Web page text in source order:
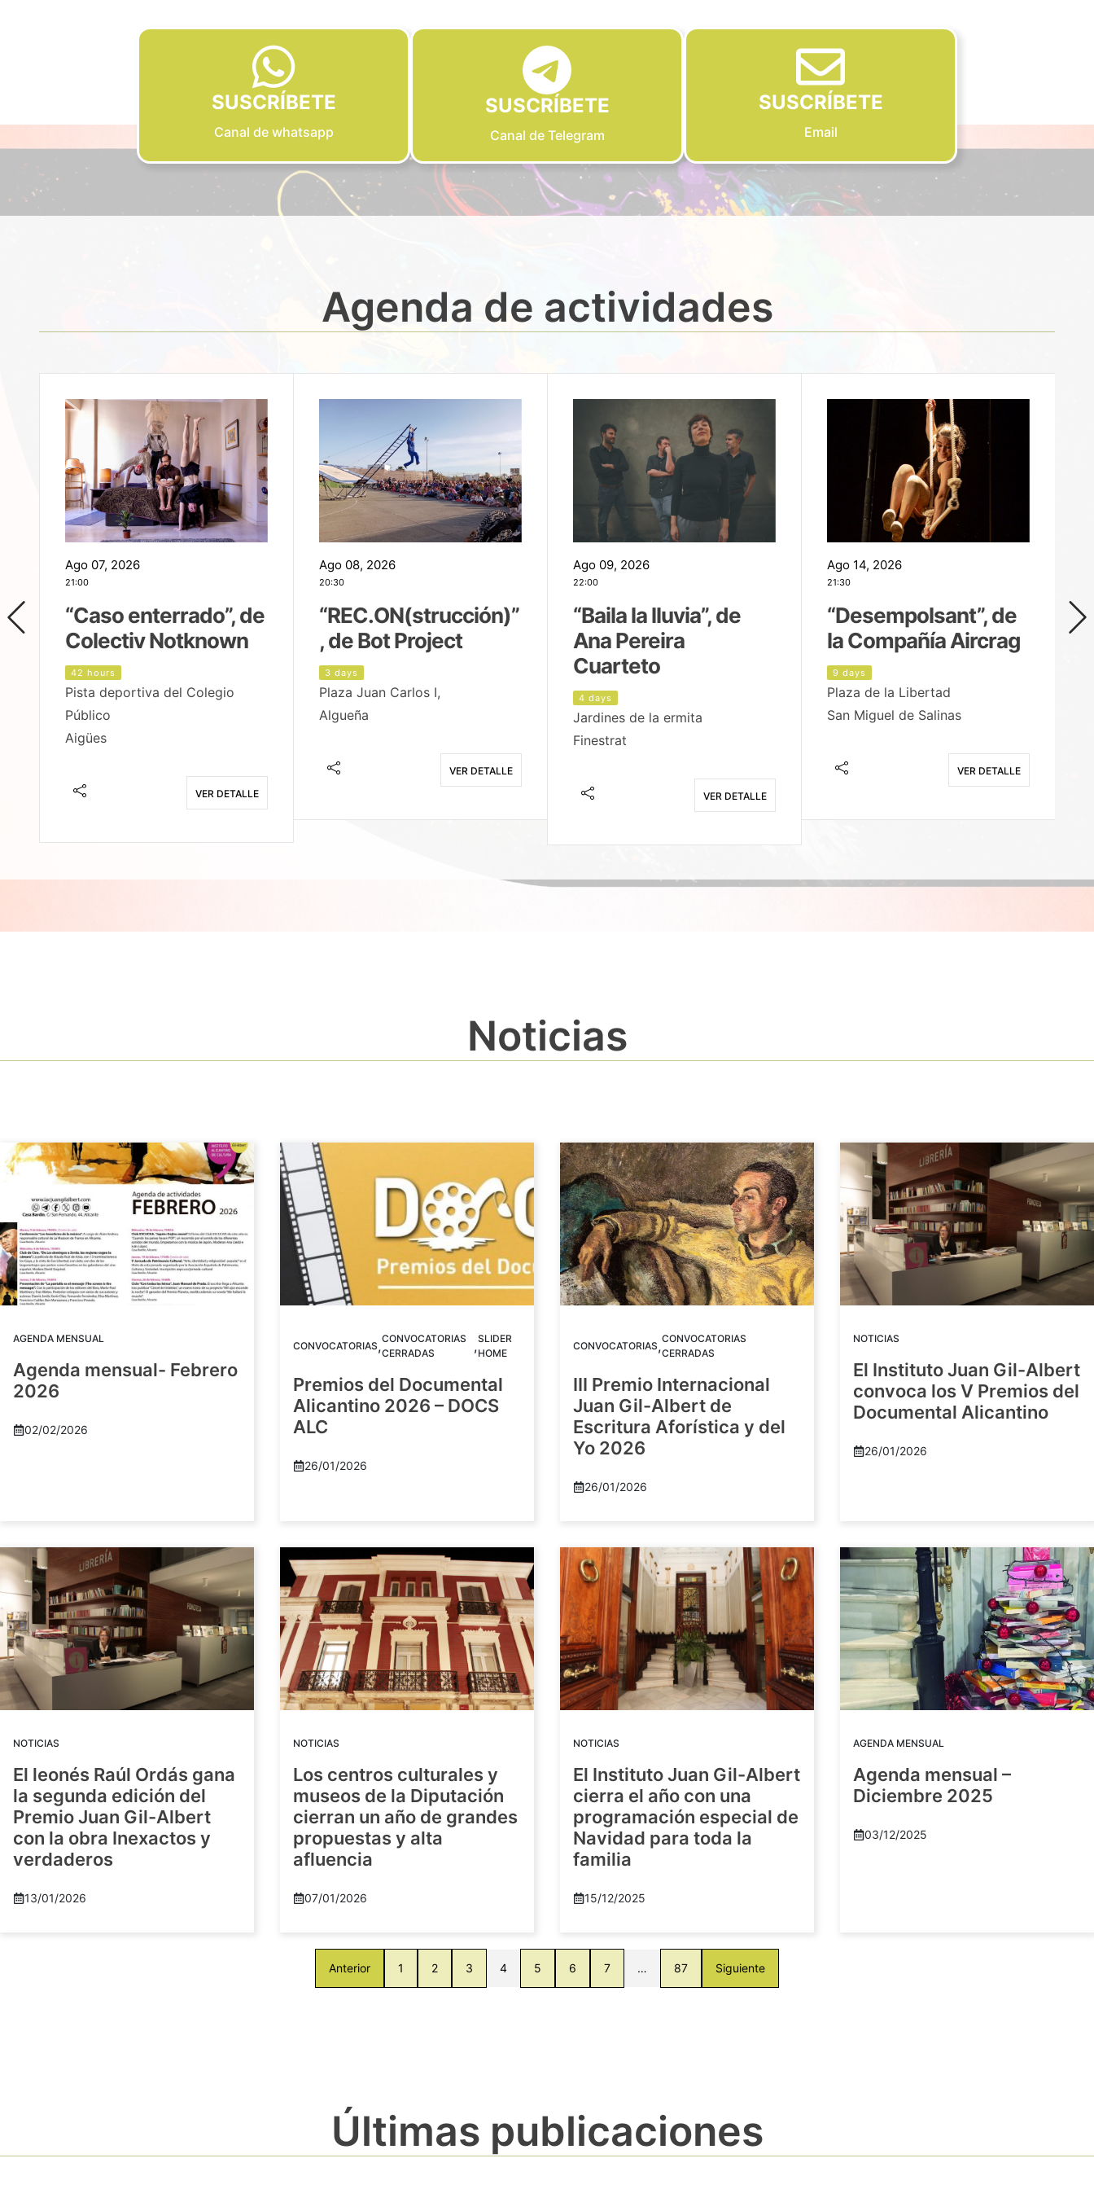
SUSCRÍBETE
Canal de whatsapp
SUSCRÍBETE
Canal de Telegram
SUSCRÍBETE
Email
Agenda de actividades
Ago 07, 2026
21:00
“Caso enterrado”, de
Colectiv Notknown
42 hours
Pista deportiva del Colegio
Público
Aigües
VER DETALLE
Ago 08, 2026
20:30
“REC.ON(strucción)”
, de Bot Project
3 days
Plaza Juan Carlos I,
Algueña
VER DETALLE
Ago 09, 2026
22:00
“Baila la lluvia”, de
Ana Pereira
Cuarteto
4 days
Jardines de la ermita
Finestrat
VER DETALLE
Ago 14, 2026
21:30
“Desempolsant”, de
la Compañía Aircrag
9 days
Plaza de la Libertad
San Miguel de Salinas
VER DETALLE
Noticias
AGENDA MENSUAL
Agenda mensual- Febrero
2026
02/02/2026
CONVOCATORIAS,CONVOCATORIAS
CERRADAS
,SLIDER
HOME
Premios del Documental
Alicantino 2026 – DOCS
ALC
26/01/2026
CONVOCATORIAS,CONVOCATORIAS
CERRADAS
III Premio Internacional
Juan Gil-Albert de
Escritura Aforística y del
Yo 2026
26/01/2026
NOTICIAS
El Instituto Juan Gil-Albert
convoca los V Premios del
Documental Alicantino
26/01/2026
NOTICIAS
El leonés Raúl Ordás gana
la segunda edición del
Premio Juan Gil-Albert
con la obra Inexactos y
verdaderos
13/01/2026
NOTICIAS
Los centros culturales y
museos de la Diputación
cierran un año de grandes
propuestas y alta
afluencia
07/01/2026
NOTICIAS
El Instituto Juan Gil-Albert
cierra el año con una
programación especial de
Navidad para toda la
familia
15/12/2025
AGENDA MENSUAL
Agenda mensual –
Diciembre 2025
03/12/2025
Anterior 1 2 3 4 5 6 7 … 87 Siguiente
Últimas publicaciones